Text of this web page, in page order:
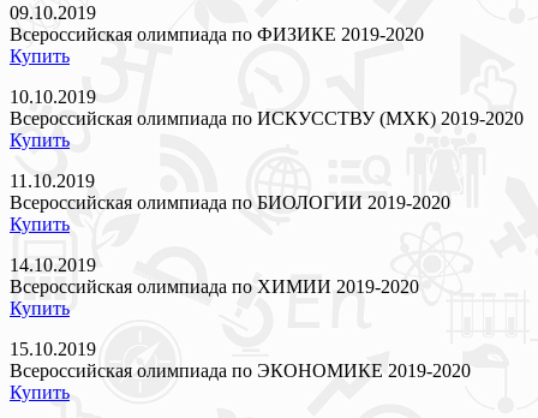
09.10.2019
Всероссийская олимпиада по ФИЗИКЕ 2019-2020
Купить
10.10.2019
Всероссийская олимпиада по ИСКУССТВУ (МХК) 2019-2020
Купить
11.10.2019
Всероссийская олимпиада по БИОЛОГИИ 2019-2020
Купить
14.10.2019
Всероссийская олимпиада по ХИМИИ 2019-2020
Купить
15.10.2019
Всероссийская олимпиада по ЭКОНОМИКЕ 2019-2020
Купить